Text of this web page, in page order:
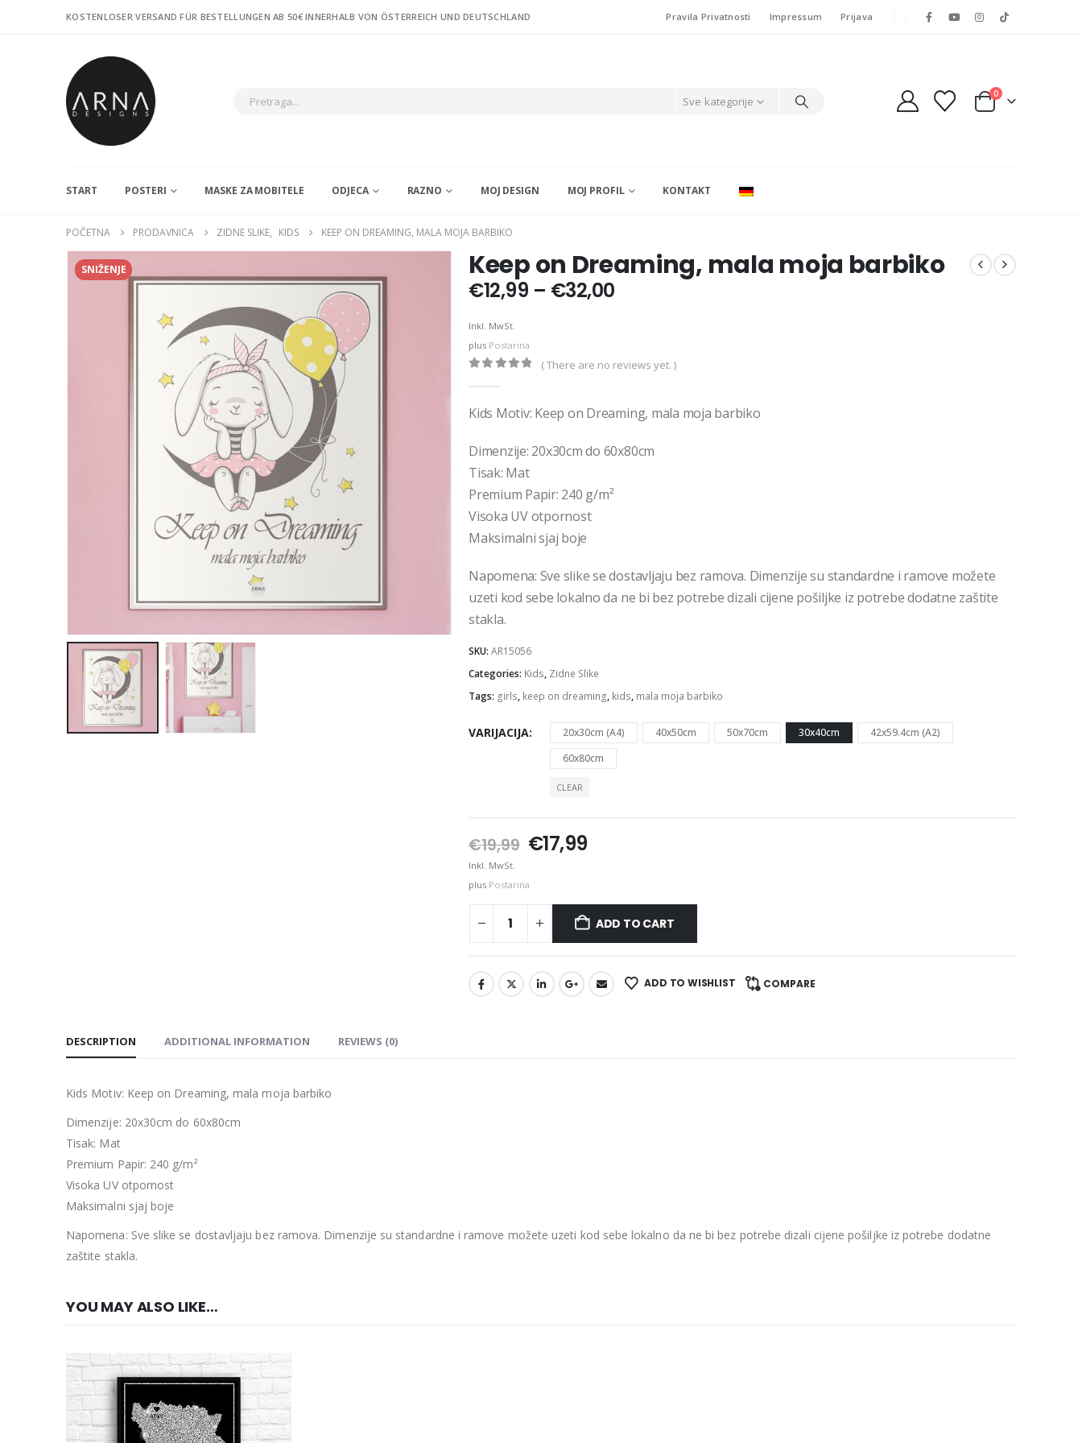
KOSTENLOSER VERSAND FÜR BESTELLUNGEN AB 50€ INNERHALB VON ÖSTERREICH UND DEUTSCHLAND Pravila Privatnosti Impressum Prijava
Sve kategorije
0
START POSTERI MASKE ZA MOBITELE ODJECA RAZNO MOJ DESIGN MOJ PROFIL KONTAKT
POČETNA PRODAVNICA ZIDNE SLIKE, KIDS KEEP ON DREAMING, MALA MOJA BARBIKO
SNIŽENJE Keep on Dreaming, mala moja barbiko
€12,99 – €32,00Price
€32,00
Inkl. MwSt.
plus Postarina
( There are no reviews yet. )
Kids Motiv: Keep on Dreaming, mala moja barbiko
Dimenzije: 20x30cm do 60x80cm
Tisak: Mat
Premium Papir: 240 g/m²
Visoka UV otpornost
Maksimalni sjaj boje
Napomena: Sve slike se dostavljaju bez ramova. Dimenzije su standardne i ramove možete
uzeti kod sebe lokalno da ne bi bez potrebe dizali cijene pošiljke iz potrebe dodatne zaštite
stakla.
SKU: AR15056
Categories: Kids, Zidne Slike
Tags: girls, keep on dreaming, kids, mala moja barbiko
VARIJACIJA 20x30cm (A4) 40x50cm 50x70cm 30x40cm
42x59.4cm (A2)
60x80cm
CLEAR
€19,99 Original
price
was:
€19,99.
€17,99Current
€17,99.
Inkl. MwSt.
plus Postarina
ADD TO CART
ADD TO WISHLIST COMPARE
DESCRIPTION ADDITIONAL INFORMATION REVIEWS (0)
Kids Motiv: Keep on Dreaming, mala moja barbiko
Dimenzije: 20x30cm do 60x80cm
Tisak: Mat
Premium Papir: 240 g/m²
Visoka UV otpornost
Maksimalni sjaj boje
Napomena: Sve slike se dostavljaju bez ramova. Dimenzije su standardne i ramove možete uzeti kod sebe lokalno da ne bi bez potrebe dizali cijene pošiljke iz potrebe dodatne
zaštite stakla.
YOU MAY ALSO LIKE…